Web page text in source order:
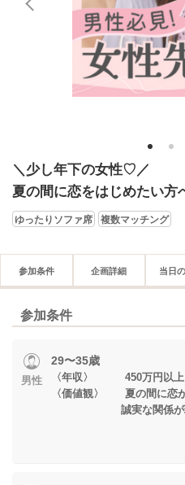
1 2
＼少し年下の女性♡／
夏の間に恋をはじめたい方
ゆったりソファ席 複数マッチング
参加条件 企画詳細 当日
参加条件
男性
29〜35歳
〈年収〉 450万円以上
〈価値観〉 夏の間に恋が
誠実な関係が